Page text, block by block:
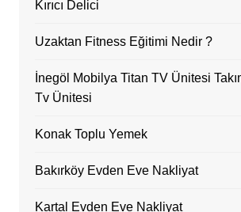
Kırıcı Delici
Uzaktan Fitness Eğitimi Nedir ?
İnegöl Mobilya Titan TV Ünitesi
Tv Ünitesi
Konak Toplu Yemek
Bakırköy Evden Eve Nakliyat
Kartal Evden Eve Nakliyat